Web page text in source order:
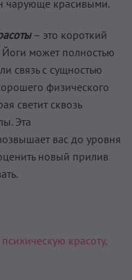
чарующе красивыми.
– это короткий
может полностью
связь с сущностью
фи­зического
светит сквозь
Эта
вас до уровня
новый прилив
красоту,